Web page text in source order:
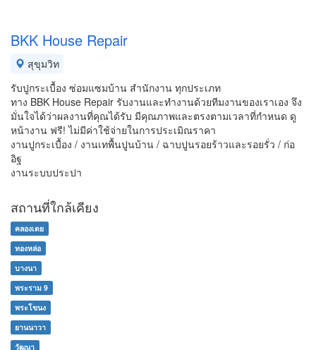
BKK House Repair
สุขุมวิท
รับปูกระเบื้อง ซ่อมแซมบ้าน สำนักงาน ทุกประเภท
ทาง BBK House Repair รับงานและทำงานด้วยทีมงานของเราเอง จึง
มั่นใจได้ว่าผลงานที่คุณได้รับ มีคุณภาพและตรงตามเวลาที่กำหนด ดู
หน้างาน ฟรี! ไม่มีค่าใช้จ่ายในการประเมิณราคา
งานปูกระเบื้อง / งานเทพื้นปูนบ้าน / ฉาบปูนรอยร้าวและรอยรั่ว / ก่อ
อิฐ
งานระบบประปา
สถานที่ใกล้เคียง
คลองเตย
ทองหล่อ
บางนา
พระราม 9
พระโขนง
ยานนาวา
วัฒนา